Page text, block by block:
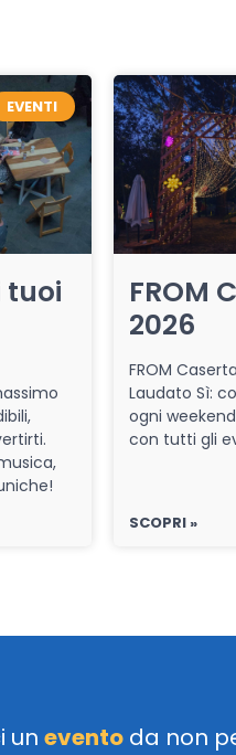
EVENTI
tuoi
FROM
2026
FROM
Laudato Sì:
ogni
con tutti gli
SCOPRI »
un evento da non